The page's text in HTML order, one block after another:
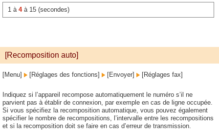
1 à 4à 15 (secondes)
[Recomposition auto]
[Menu] [Réglages des fonctions] [Envoyer] [Réglages fax]
Indiquez si l’appareil recompose automatiquement le numéro s’il ne
parvient pas à établir de connexion, par exemple en cas de ligne occupée.
Si vous spécifiez la recomposition automatique, vous pouvez également
spécifier le nombre de recompositions, l’intervalle entre les recompositions
et si la recomposition doit se faire en cas d’erreur de transmission.